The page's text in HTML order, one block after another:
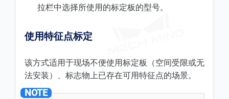
拉栏中选择所使用的标定板的型号。
使用特征点标定
该方式适用于现场不便使用标定板（空间受限或无
法安装）、标志物上已存在可用特征点的场景。